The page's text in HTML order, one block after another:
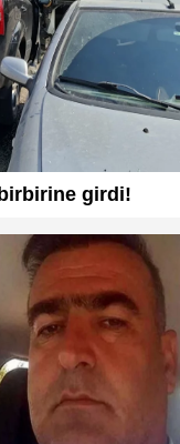
birbirine girdi!